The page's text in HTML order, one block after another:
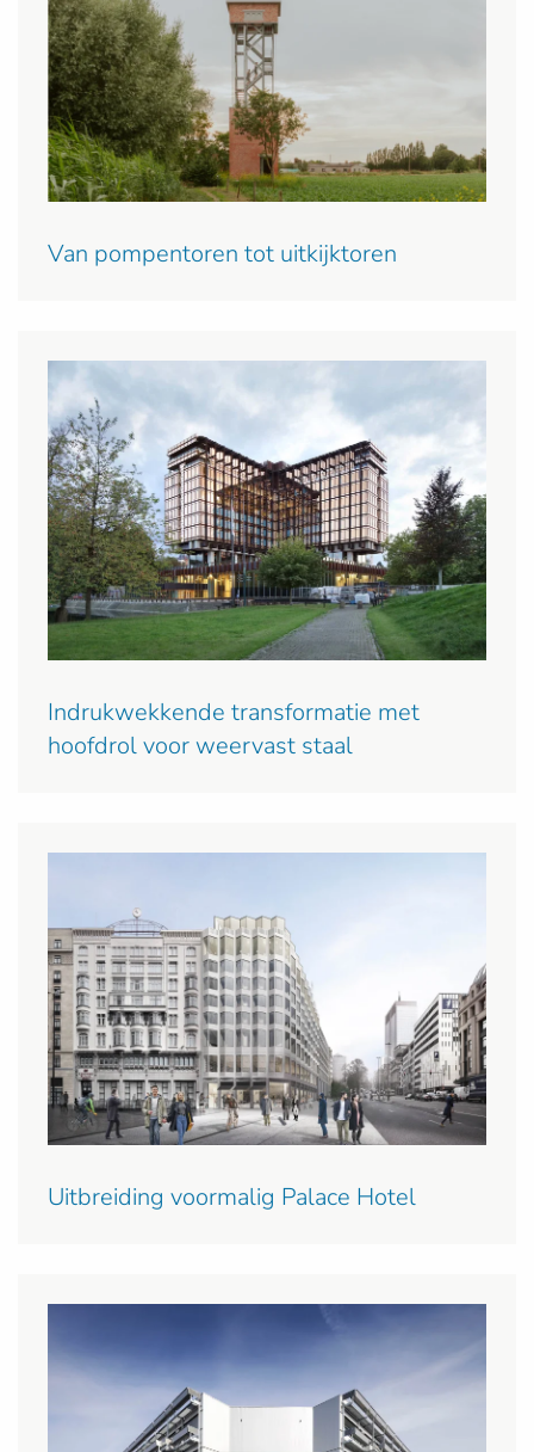
Van pompentoren tot uitkijktoren
Indrukwekkende transformatie met
hoofdrol voor weervast staal
Uitbreiding voormalig Palace Hotel